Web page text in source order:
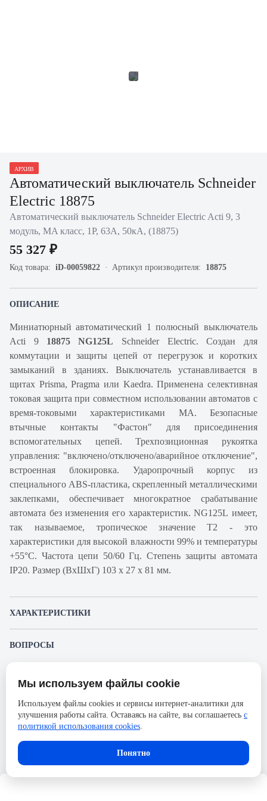
АРХИВ
Автоматический выключатель Schneider
Electric 18875
Автоматический выключатель Schneider Electric Acti 9, 3
модуль, MA класс, 1P, 63А, 50кА, (18875)
55 327 ₽
Код товара: iD-00059822 Артикул производителя: 18875
ОПИСАНИЕ
Миниатюрный автоматический 1 полюсный выключатель
Acti 9 18875 NG125L Schneider Electric. Создан для
коммутации и защиты цепей от перегрузок и коротких
замыканий в зданиях. Выключатель устанавливается в
щитах Prisma, Pragma или Kaedra. Применена селективная
токовая защита при совместном использовании автоматов с
время-токовыми характеристиками МА. Безопасные
втычные контакты "Фастон" для присоединения
вспомогательных цепей. Трехпозиционная рукоятка
управления: "включено/отключено/аварийное отключение",
встроенная блокировка. Ударопрочный корпус из
специального ABS-пластика, скрепленный металлическими
заклепками, обеспечивает многократное срабатывание
автомата без изменения его характеристик. NG125L имеет,
так называемое, тропическое значение Т2 - это
характеристики для высокой влажности 99% и температуры
+55°С. Частота цепи 50/60 Гц. Степень защиты автомата
IP20. Размер (ВхШхГ) 103 х 27 х 81 мм.
ХАРАКТЕРИСТИКИ
Производитель
Серия
Acti 9
Номинальный ток
Напряжение, В
690
Количество полюсов
ВОПРОСЫ
Пожалуйста, авторизуйтесь, чтобы иметь
возможность оставлять вопросы.
Представленные изображения и характеристики могут отличаться от реального
без предварительного уведомления. Компания АйДистрибьют не несёт
ответственности в случае не соответствия текущей модели товаров фотографиям,
размещённым в карточке товара.
Мы используем файлы cookie
Используем файлы cookies и сервисы интернет-аналитики для
улучшения работы сайта. Оставаясь на сайте, вы соглашаетесь с
политикой использования cookies.
Понятно